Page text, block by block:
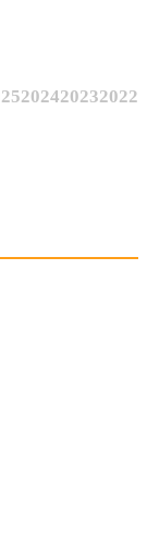
202420232022